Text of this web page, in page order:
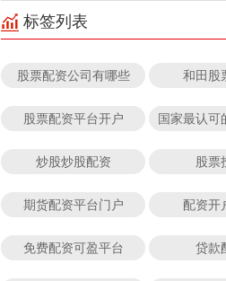
标签列表
股票配资公司有哪些 和田股
股票配资平台开户 国家最认可
炒股炒股配资 股票
期货配资平台门户 配资开
免费配资可盈平台 贷款